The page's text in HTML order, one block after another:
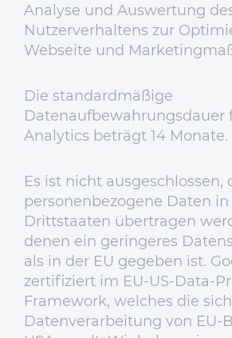
Analyse und Auswertung
Nutzerverhaltens zur
Webseite und
Die standardmäßige
Datenaufbewahrungsdauer
Analytics beträgt 14 Monate.
Es ist nicht ausgeschlossen,
personenbezogene Daten
Drittstaaten übertragen
denen ein geringeres
als in der EU gegeben ist.
zertifiziert im EU-US-Data-
Framework, welches die
Datenverarbeitung von EU-